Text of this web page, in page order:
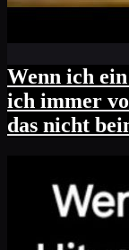
Wenn ich
ich immer
das nicht